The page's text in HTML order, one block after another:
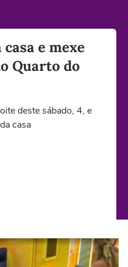
e mexe
Quarto do
deste sábado, 4, e
casa